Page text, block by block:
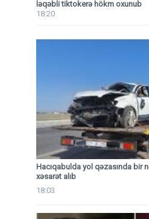
ləqəbli tiktokerə hökm oxunub
18:20
Hacıqabulda yol qəzasında bir
xəsarət alıb
18:03